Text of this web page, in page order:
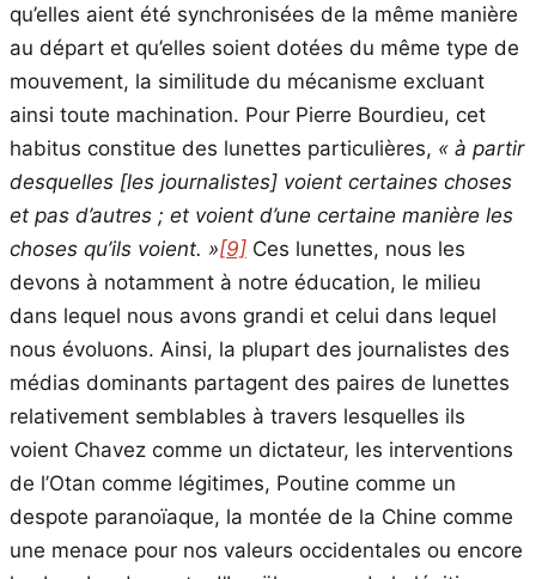
qu’elles aient été synchronisées de la même manière
au départ et qu’elles soient dotées du même type de
mouvement, la similitude du mécanisme excluant
ainsi toute machination. Pour Pierre Bourdieu, cet
habitus constitue des lunettes particulières, « à partir
desquelles [les journalistes] voient certaines choses
et pas d’autres ; et voient d’une certaine manière les
choses qu’ils voient. »[9] Ces lunettes, nous les
devons à notamment à notre éducation, le milieu
dans lequel nous avons grandi et celui dans lequel
nous évoluons. Ainsi, la plupart des journalistes des
médias dominants partagent des paires de lunettes
relativement semblables à travers lesquelles ils
voient Chavez comme un dictateur, les interventions
de l’Otan comme légitimes, Poutine comme un
despote paranoïaque, la montée de la Chine comme
une menace pour nos valeurs occidentales ou encore